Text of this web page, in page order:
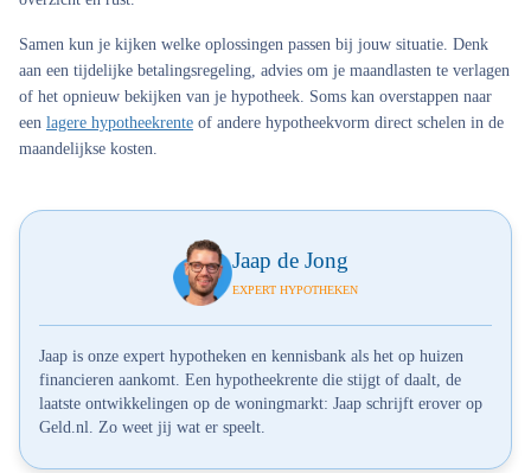
Samen kun je kijken welke oplossingen passen bij jouw situatie. Denk
aan een tijdelijke betalingsregeling, advies om je maandlasten te verlagen
of het opnieuw bekijken van je hypotheek. Soms kan overstappen naar
een lagere hypotheekrente of andere hypotheekvorm direct schelen in de
maandelijkse kosten.
Jaap de Jong
EXPERT HYPOTHEKEN
Jaap is onze expert hypotheken en kennisbank als het op huizen
financieren aankomt. Een hypotheekrente die stijgt of daalt, de
laatste ontwikkelingen op de woningmarkt: Jaap schrijft erover op
Geld.nl. Zo weet jij wat er speelt.